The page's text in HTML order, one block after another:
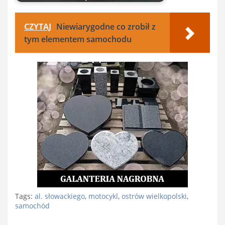
CZYTAJ Niewiarygodne co zrobił z
tym elementem samochodu
Tags: al. słowackiego, motocykl, ostrów wielkopolski,
samochód